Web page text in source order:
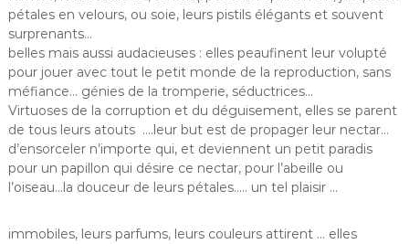
pétales en velours, ou soie, leurs pistils élégants et souvent
surprenants…
belles mais aussi audacieuses : elles peaufinent leur volupté
pour jouer avec tout le petit monde de la reproduction, sans
méfiance… génies de la tromperie, séductrices…
Virtuoses de la corruption et du déguisement, elles se parent
de tous leurs atouts ….leur but est de propager leur nectar…
d’ensorceler n’importe qui, et deviennent un petit paradis
pour un papillon qui désire ce nectar, pour l’abeille ou
l’oiseau…la douceur de leurs pétales….. un tel plaisir …
immobiles, leurs parfums, leurs couleurs attirent … elles